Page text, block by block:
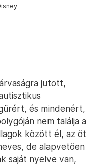
jutott,
és mindenért,
nem találja a
között él, az őt
de alapvetően
saját nyelve van,